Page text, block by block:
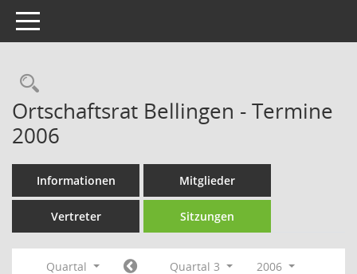
Toggle navigation
Rechercheauswahl
Ortschaftsrat Bellingen - Termine
2006
Informationen Mitglieder
Vertreter Sitzungen
Quartal Quartal 3
2006